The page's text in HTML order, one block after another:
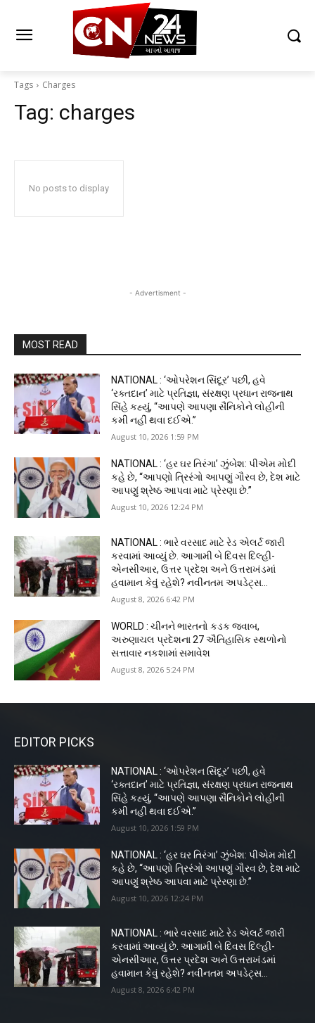
Tags Charges
Tag: charges
No posts to display
- Advertisment -
MOST READ
NATIONAL : ‘ઓપરેશન સિંદૂર’ પછી, હવે
‘રક્તદાન’ માટે પ્રતિજ્ઞા, સંરક્ષણ પ્રધાન રાજનાથ
સિંહે કહ્યું, “આપણે આપણા સૈનિકોને લોહીની
કમી નહીં થવા દઈએ.”
August 10, 2026 1:59 PM
NATIONAL : ‘હર ઘર તિરંગા’ ઝુંબેશ: પીએમ મોદી
કહે છે, “આપણો ત્રિરંગો આપણું ગૌરવ છે, દેશ માટે
આપણું શ્રેષ્ઠ આપવા માટે પ્રેરણા છે.”
August 10, 2026 12:24 PM
NATIONAL : ભારે વરસાદ માટે રેડ એલર્ટ જારી
કરવામાં આવ્યું છે. આગામી બે દિવસ દિલ્હી-
એનસીઆર, ઉત્તર પ્રદેશ અને ઉત્તરાખંડમાં
હવામાન કેવું રહેશે? નવીનતમ અપડેટ્સ...
August 8, 2026 6:42 PM
WORLD : ચીનને ભારતનો કડક જવાબ,
અરુણાચલ પ્રદેશના 27 ઐતિહાસિક સ્થળોનો
સત્તાવાર નકશામાં સમાવેશ
August 8, 2026 5:24 PM
EDITOR PICKS
NATIONAL : ‘ઓપરેશન સિંદૂર’ પછી, હવે
‘રક્તદાન’ માટે પ્રતિજ્ઞા, સંરક્ષણ પ્રધાન રાજનાથ
સિંહે કહ્યું, “આપણે આપણા સૈનિકોને લોહીની
કમી નહીં થવા દઈએ.”
August 10, 2026 1:59 PM
NATIONAL : ‘હર ઘર તિરંગા’ ઝુંબેશ: પીએમ મોદી
કહે છે, “આપણો ત્રિરંગો આપણું ગૌરવ છે, દેશ માટે
આપણું શ્રેષ્ઠ આપવા માટે પ્રેરણા છે.”
August 10, 2026 12:24 PM
NATIONAL : ભારે વરસાદ માટે રેડ એલર્ટ જારી
કરવામાં આવ્યું છે. આગામી બે દિવસ દિલ્હી-
એનસીઆર, ઉત્તર પ્રદેશ અને ઉત્તરાખંડમાં
હવામાન કેવું રહેશે? નવીનતમ અપડેટ્સ...
August 8, 2026 6:42 PM